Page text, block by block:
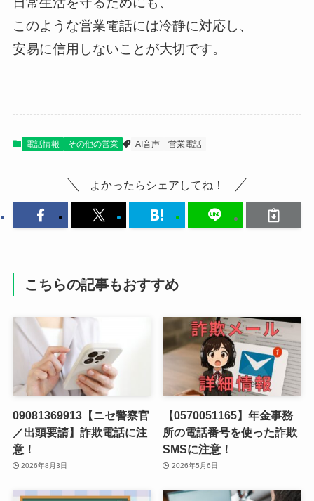
このような営業電話には冷静に対応し、
安易に信用しないことが大切です。
電話情報 その他の営業 AI音声 営業電話
よかったらシェアしてね！
こちらの記事もおすすめ
09081369913【ニセ警察官
／出頭要請】詐欺電話に注
意！
2026年8月3日
【0570051165】年金事務
所の電話番号を使った詐欺
SMSに注意！
2026年5月6日